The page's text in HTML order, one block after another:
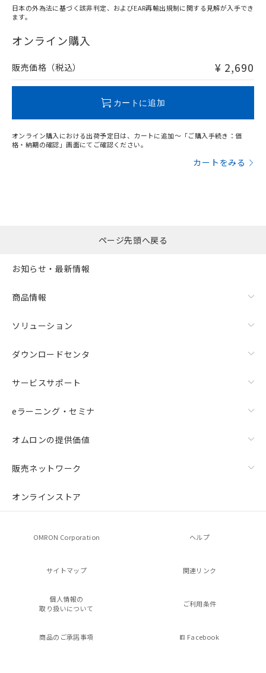
在庫等で未対応品が混在する可能性があります。
問い合わせください。
日本の外為法に基づく該非判定、およびEAR再輸出規制に関する見解が入手でき
ます。
オンライン購入
販売価格（税込） ¥ 2,690
カートに追加
オンライン購入における出荷予定日は、カートに追加～「ご購入手続き：価
格・納期の確認」画面にてご確認ください。
カートをみる
ページ先頭へ戻る
お知らせ・最新情報
商品情報
ソリューション
ダウンロードセンタ
サービスサポート
eラーニング・セミナ
オムロンの提供価値
販売ネットワーク
オンラインストア
OMRON Corporation ヘルプ
サイトマップ 関連リンク
個人情報の
取り扱いについて
ご利用条件
商品のご承諾事項 Facebook